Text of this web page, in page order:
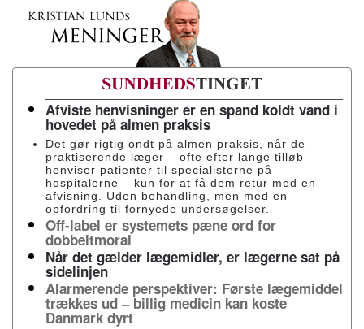
Afviste henvisninger er en spand koldt vand i
hovedet på almen praksis
Det gør rigtig ondt på almen praksis, når de
praktiserende læger – ofte efter lange tilløb –
henviser patienter til specialisterne på
hospitalerne – kun for at få dem retur med en
afvisning. Uden behandling, men med en
opfordring til fornyede undersøgelser.
Off-label er systemets pæne ord for
dobbeltmoral
Når det gælder lægemidler, er lægerne sat på
sidelinjen
Alarmerende perspektiver: Første lægemiddel
trækkes ud – billig medicin kan koste
Danmark dyrt